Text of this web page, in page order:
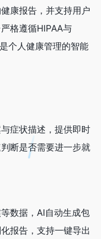
康报告，并支持用户
格遵循HIPAA与
个人健康管理的智能
症状描述，提供即时
断是否需要进一步就
数据，AI自动生成包
报告，支持一键导出